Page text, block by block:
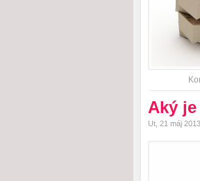
Aký
Ut, 21 máj 2013